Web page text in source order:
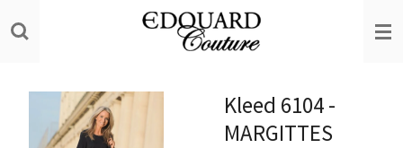
direct
hoofdinhoud
Kleed 6104 -
MARGITTES